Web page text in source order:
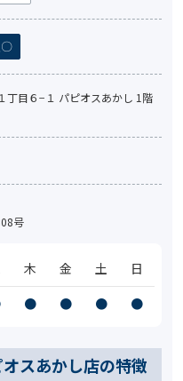
丁目６−１ パピオスあかし 1階
号
木 金 土
日
● ● ● ●
スあかし店の特徴